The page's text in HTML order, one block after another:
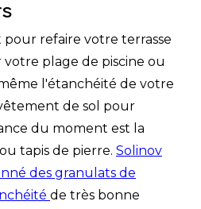
refaire votre terrasse
plage de piscine ou
l'étanchéité de votre
de sol pour
du moment est la
tapis de pierre. Solinov
des granulats de
de très bonne